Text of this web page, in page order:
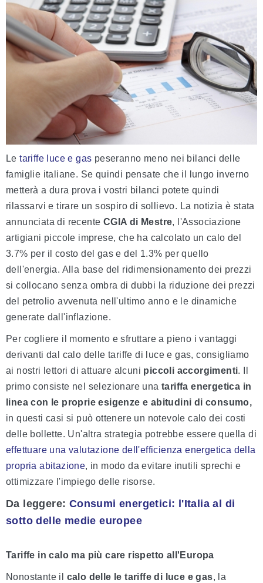
Letariffe luce e gas peseranno meno nei bilanci delle
famiglie italiane. Se quindi pensate che il lungo inverno
metterà a dura prova i vostri bilanci potete quindi
rilassarvi e tirare un sospiro di sollievo. La notizia è stata
annunciata di recente CGIA di Mestre, l'Associazione
artigiani piccole imprese, che ha calcolato un calo del
3.7% per il costo del gas e del 1.3% per quello
dell'energia. Alla base del ridimensionamento dei prezzi
si collocano senza ombra di dubbi la riduzione dei prezzi
del petrolio avvenuta nell'ultimo anno e le dinamiche
generate dall'inflazione.
Per cogliere il momento e sfruttare a pieno i vantaggi
derivanti dal calo delle tariffe di luce e gas, consigliamo
ai nostri lettori di attuare alcuni piccoli accorgimenti. Il
primo consiste nel selezionare una tariffa energetica in
linea con le proprie esigenze e abitudini di consumo,
in questi casi si può ottenere un notevole calo dei costi
delle bollette. Un'altra strategia potrebbe essere quella di
effettuare una valutazione dell'efficienza energetica della
propria abitazione, in modo da evitare inutili sprechi e
ottimizzare l'impiego delle risorse.
Da leggere: Consumi energetici: l'Italia al di
sotto delle medie europee
Tariffe in calo ma più care rispetto all'Europa
Nonostante il calo delle le tariffe di luce e gas, la